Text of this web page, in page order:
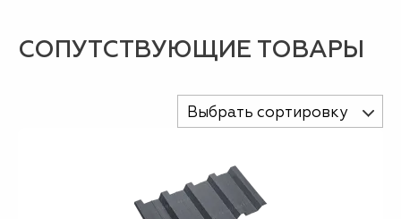
СОПУТСТВУЮЩИЕ ТОВАРЫ
Выбрать сортировку